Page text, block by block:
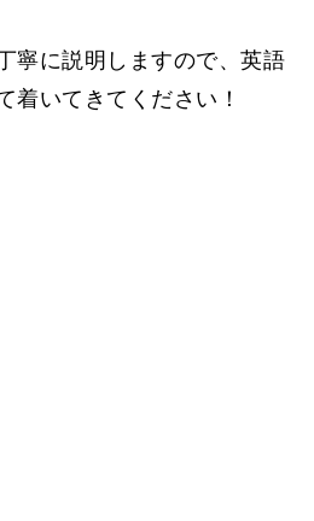
寧に説明しますので、英語
着いてきてください！